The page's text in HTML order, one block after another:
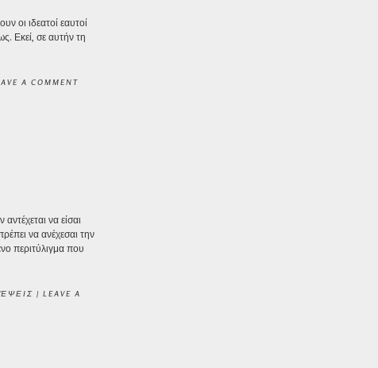
οι ιδεατοί εαυτοί
Εκεί, σε αυτήν τη
A COMMENT
να είσαι
να ανέχεσαι την
περιτύλιγμα που
| LEAVE A